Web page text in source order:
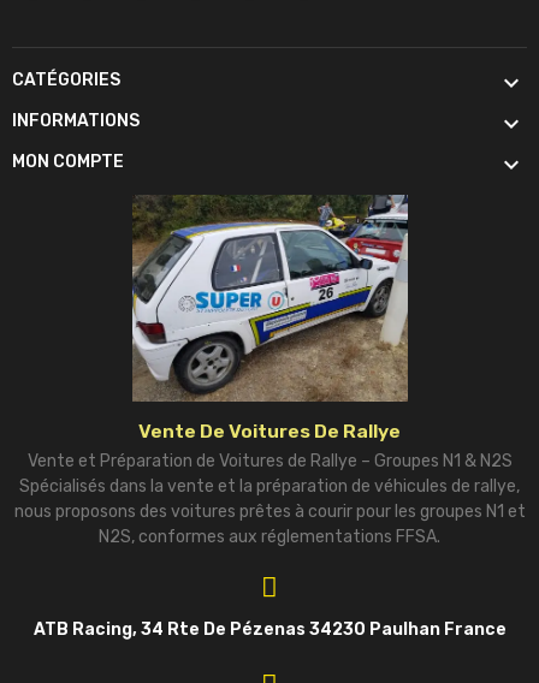
CATÉGORIES 
INFORMATIONS 
MON COMPTE 
Vente De Voitures De Rallye
Vente et Préparation de Voitures de Rallye – Groupes N1 & N2S
Spécialisés dans la vente et la préparation de véhicules de rallye,
nous proposons des voitures prêtes à courir pour les groupes N1 et
N2S, conformes aux réglementations FFSA.
ATB Racing, 34 Rte De Pézenas 34230 Paulhan France